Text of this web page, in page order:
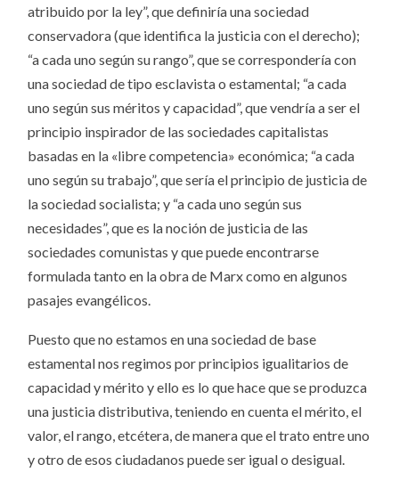
atribuido por la ley”, que definiría una sociedad
conservadora (que identifica la justicia con el derecho);
“a cada uno según su rango”, que se correspondería con
una sociedad de tipo esclavista o estamental; “a cada
uno según sus méritos y capacidad”, que vendría a ser el
principio inspirador de las sociedades capitalistas
basadas en la «libre competencia» económica; “a cada
uno según su trabajo”, que sería el principio de justicia de
la sociedad socialista; y “a cada uno según sus
necesidades”, que es la noción de justicia de las
sociedades comunistas y que puede encontrarse
formulada tanto en la obra de Marx como en algunos
pasajes evangélicos.
Puesto que no estamos en una sociedad de base
estamental nos regimos por principios igualitarios de
capacidad y mérito y ello es lo que hace que se produzca
una justicia distributiva, teniendo en cuenta el mérito, el
valor, el rango, etcétera, de manera que el trato entre uno
y otro de esos ciudadanos puede ser igual o desigual.